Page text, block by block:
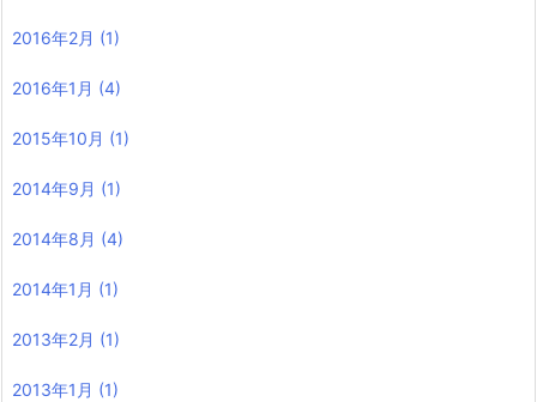
2016年2月 (1)
2016年1月 (4)
2015年10月 (1)
2014年9月 (1)
2014年8月 (4)
2014年1月 (1)
2013年2月 (1)
2013年1月 (1)